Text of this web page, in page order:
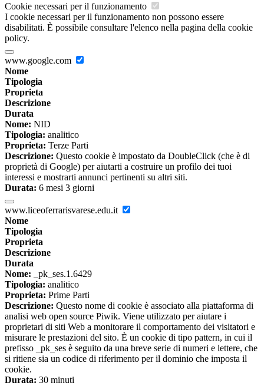
Cookie necessari per il funzionamento
I cookie necessari per il funzionamento non possono essere
disabilitati. È possibile consultare l'elenco nella pagina della cookie
policy.
www.google.com
Nome
Tipologia
Proprieta
Descrizione
Durata
Nome: NID
Tipologia: analitico
Proprieta: Terze Parti
Descrizione: Questo cookie è impostato da DoubleClick (che è di
proprietà di Google) per aiutarti a costruire un profilo dei tuoi
interessi e mostrarti annunci pertinenti su altri siti.
Durata: 6 mesi 3 giorni
www.liceoferrarisvarese.edu.it
Nome
Tipologia
Proprieta
Descrizione
Durata
Nome: _pk_ses.1.6429
Tipologia: analitico
Proprieta: Prime Parti
Descrizione: Questo nome di cookie è associato alla piattaforma di
analisi web open source Piwik. Viene utilizzato per aiutare i
proprietari di siti Web a monitorare il comportamento dei visitatori e
misurare le prestazioni del sito. È un cookie di tipo pattern, in cui il
prefisso _pk_ses è seguito da una breve serie di numeri e lettere, che
si ritiene sia un codice di riferimento per il dominio che imposta il
cookie.
Durata: 30 minuti